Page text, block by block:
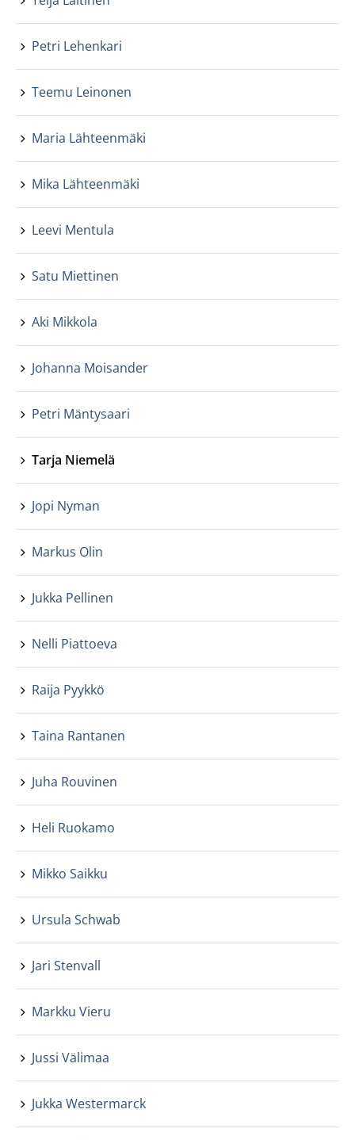
Petri Lehenkari
Teemu Leinonen
Maria Lähteenmäki
Mika Lähteenmäki
Leevi Mentula
Satu Miettinen
Aki Mikkola
Johanna Moisander
Petri Mäntysaari
Tarja Niemelä
Jopi Nyman
Markus Olin
Jukka Pellinen
Nelli Piattoeva
Raija Pyykkö
Taina Rantanen
Juha Rouvinen
Heli Ruokamo
Mikko Saikku
Ursula Schwab
Jari Stenvall
Markku Vieru
Jussi Välimaa
Jukka Westermarck